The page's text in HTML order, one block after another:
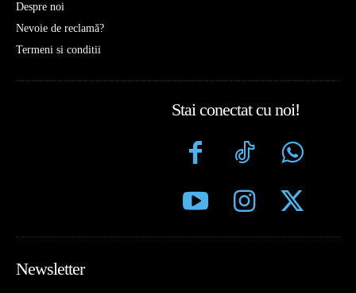
Despre noi
Nevoie de reclamă?
Termeni si conditii
Stai conectat cu noi!
Newsletter